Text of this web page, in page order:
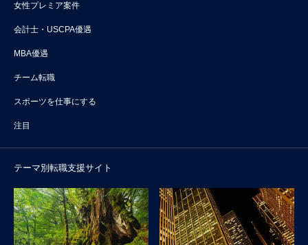
女性プレミア案件
会計士・USCPA優遇
MBA優遇
チーム転職
スポーツを仕事にする
注目
テーマ別転職支援サイト